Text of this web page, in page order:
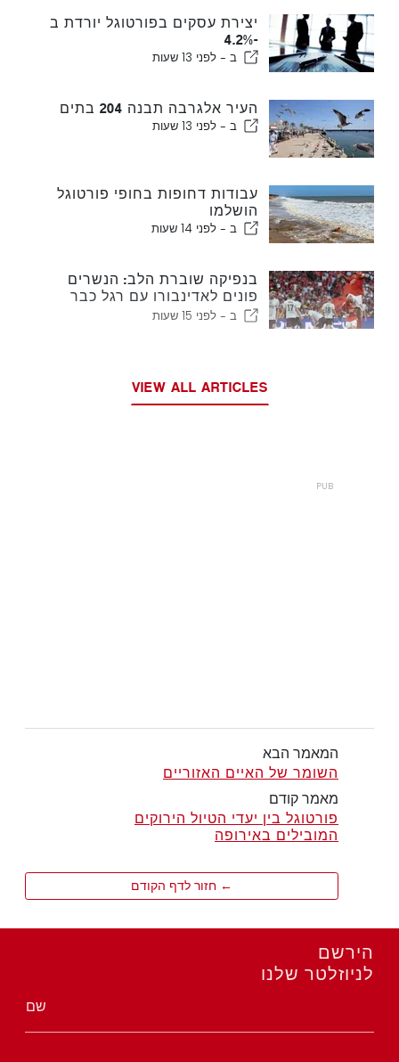
יצירת עסקים בפורטוגל יורדת ב
-4.2%
ב - לפני 13 שעות
העיר אלגרבה תבנה 204 בתים
ב - לפני 13 שעות
עבודות דחופות בחופי פורטוגל
הושלמו
ב - לפני 14 שעות
בנפיקה שוברת הלב: הנשרים
פונים לאדינבורו עם רגל כבר
בשלב הבא
ב - לפני 15 שעות
VIEW ALL ARTICLES
המאמר הבא
השומר של האיים האזוריים
מאמר קודם
פורטוגל בין יעדי הטיול הירוקים
המובילים באירופה
← חזור לדף הקודם
הירשם
לניוזלטר שלנו
שם